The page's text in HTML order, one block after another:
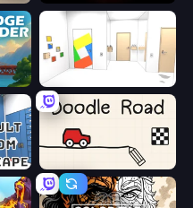
Mirror Room Escape